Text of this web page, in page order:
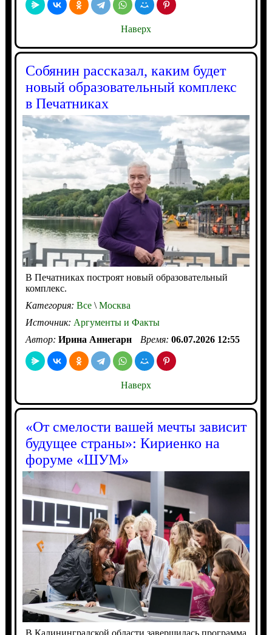
Наверх
Собянин рассказал, каким будет
новый образовательный комплекс
в Печатниках
В Печатниках построят новый образовательный
комплекс.
Категория: Все\Москва
Источник: Аргументы и Факты
Автор: Ирина Аннегарн Время: 06.07.2026 12:55
Наверх
«От смелости вашей мечты зависит
будущее страны»: Кириенко на
форуме «ШУМ»